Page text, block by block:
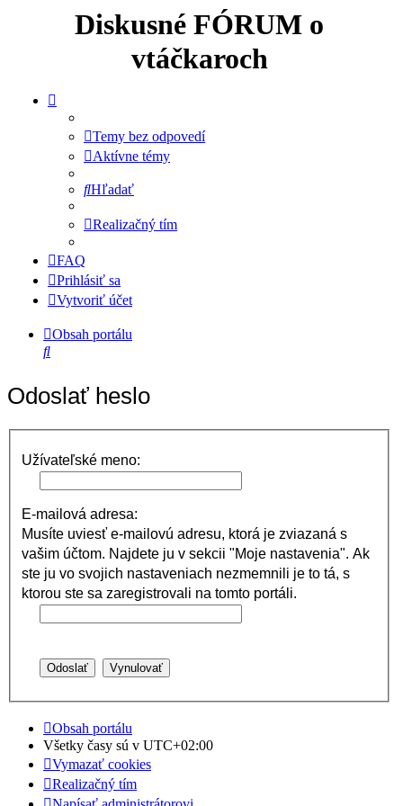
Diskusné FÓRUM o
vtáčkaroch
Temy bez odpovedí
Aktívne témy
Hľadať
Realizačný tím
FAQ
Prihlásiť sa
Vytvoriť účet
Obsah portálu
Hľadať
Odoslať heslo
Užívateľské meno:
E-mailová adresa:
Musíte uviesť e-mailovú adresu, ktorá je zviazaná s
vašim účtom. Najdete ju v sekcii "Moje nastavenia". Ak
ste ju vo svojich nastaveniach nezmemnili je to tá, s
ktorou ste sa zaregistrovali na tomto portáli.
Obsah portálu
Všetky časy sú v UTC+02:00
Vymazať cookies
Realizačný tím